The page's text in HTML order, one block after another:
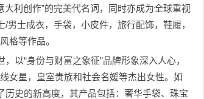
利创作”的完美代名词，同时亦成为全球重视
士成衣，手袋，小皮件，旅行配饰，鞋履，
格等作品。
以“身份与财富之象征”品牌形象深入人心，
女星，皇室贵族和社会名媛等杰出女性。如
史的新高度，其产品包括：奢华手袋、珠宝